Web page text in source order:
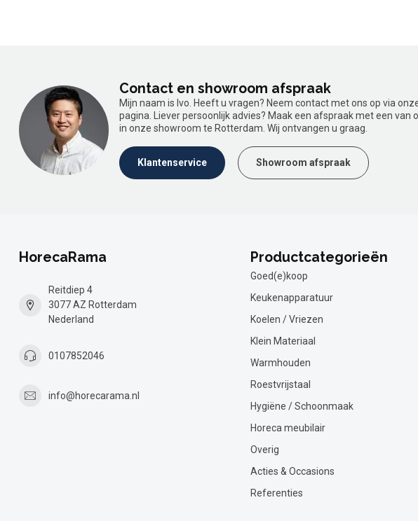
Contact en showroom afspraak
Mijn naam is Ivo. Heeft u vragen? Neem contact met ons op via
pagina. Liever persoonlijk advies? Maak een afspraak met een van
in onze showroom te Rotterdam. Wij ontvangen u graag.
Klantenservice Showroom afspraak
HorecaRama
Reitdiep 4
3077 AZ Rotterdam
Nederland
0107852046
info@horecarama.nl
Productcategorieën
Goed(e)koop
Keukenapparatuur
Koelen / Vriezen
Klein Materiaal
Warmhouden
Roestvrijstaal
Hygiëne / Schoonmaak
Horeca meubilair
Overig
Acties & Occasions
Referenties